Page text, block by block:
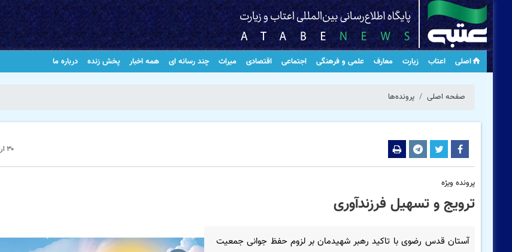
اصلی اعتاب زیارت معارف علمی و فرهنگی اجتماعی اقتصادی میراث چند رسانه ای همه اخبار پخش زنده درباره ما
صفحه اصلی پرونده‌ها
۳۰ اردیبهشت ۱۴۰۵ - ۱۰:۴۵
پرونده ویژه
ترویج و تسهیل فرزندآوری
آستان قدس رضوی با تاکید رهبر شهیدمان بر لزوم حفظ جوانی جمعیت